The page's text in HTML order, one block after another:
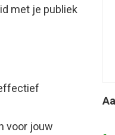
met je publiek
voor jouw